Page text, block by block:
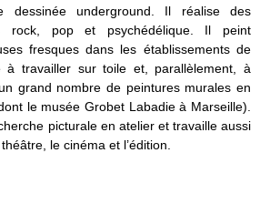
dessinée underground. Il réalise des
rock, pop et psychédélique. Il peint
fresques dans les établissements de
à travailler sur toile et, parallèlement, à
grand nombre de peintures murales en
le musée Grobet Labadie à Marseille).
picturale en atelier et travaille aussi
le cinéma et l’édition.